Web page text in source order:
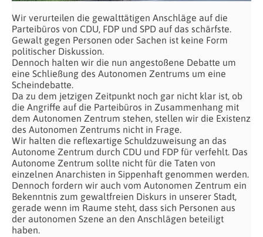
Wir verurteilen die gewalttätigen Anschläge auf die
Parteibüros von CDU, FDP und SPD auf das schärfste.
Gewalt gegen Personen oder Sachen ist keine Form
politischer Diskussion.
Dennoch halten wir die nun angestoßene Debatte um
eine Schließung des Autonomen Zentrums um eine
Scheindebatte.
Da zu dem jetzigen Zeitpunkt noch gar nicht klar ist, ob
die Angriffe auf die Parteibüros in Zusammenhang mit
dem Autonomen Zentrum stehen, stellen wir die Existenz
des Autonomen Zentrums nicht in Frage.
Wir halten die reflexartige Schuldzuweisung an das
Autonome Zentrum durch CDU und FDP für verfehlt. Das
Autonome Zentrum sollte nicht für die Taten von
einzelnen Anarchisten in Sippenhaft genommen werden.
Dennoch fordern wir auch vom Autonomen Zentrum ein
Bekenntnis zum gewaltfreien Diskurs in unserer Stadt,
gerade wenn im Raume steht, dass sich Personen aus
der autonomen Szene an den Anschlägen beteiligt
haben.